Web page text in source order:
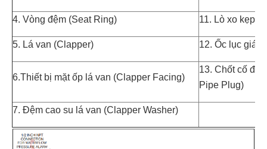
4. Vòng đệm (Seat Ring) 11. Lò xo kẹp
5. Lá van (Clapper) 12. Ốc lục giác
6.Thiết bị mặt ốp lá van (Clapper Facing)
13. Chốt cố
Pipe Plug)
7. Đệm cao su lá van (Clapper Washer)